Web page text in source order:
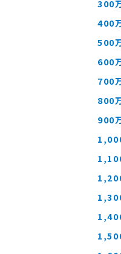
300
400
500
600
700
800
900